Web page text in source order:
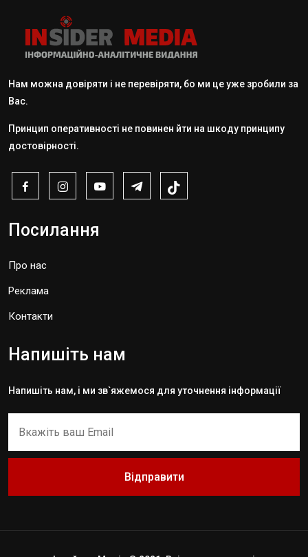
Нам можна довіряти і не перевіряти, бо ми це уже зробили за
Вас.
Принцип оперативності не повинен йти на шкоду принципу
достовірності.
Посилання
Про нас
Реклама
Контакти
Напишіть нам
Напишіть нам, і ми зв`яжемося для уточнення інформації
Відправити